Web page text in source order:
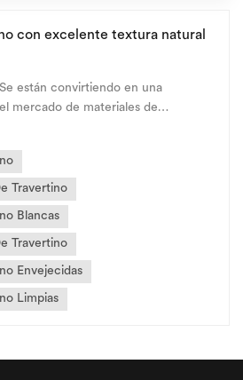
con excelente textura natural
están convirtiendo en una
mercado de materiales de
diversificación de la estética del
en la esencia del travertino
t...Travertino
Blancas
Travertino
Envejecidas
Limpias